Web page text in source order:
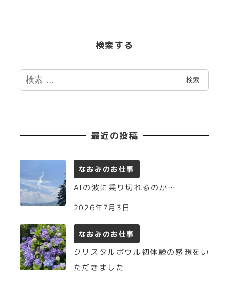
検索する
検
索
検索
最近の投稿
なおみのお仕事
AIの波に乗り切れるのか…
2026年7月3日
なおみのお仕事
クリスタルボウル初体験の感想をい
ただきました